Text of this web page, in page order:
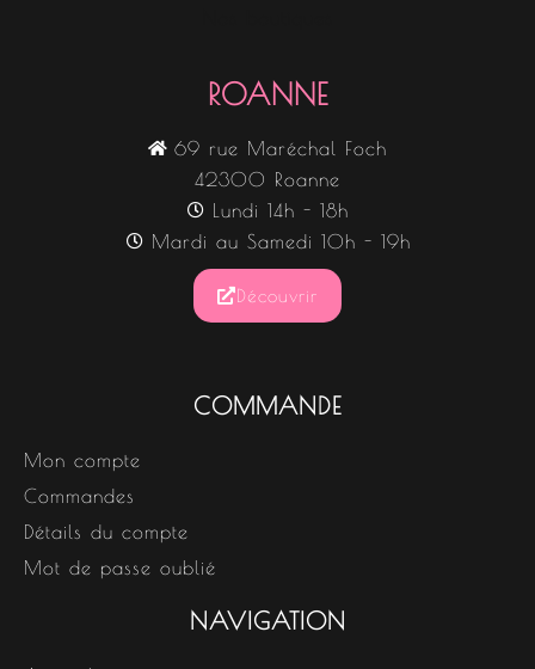
ROANNE
69 rue Maréchal Foch
42300 Roanne
Lundi 14h - 18h
Mardi au Samedi 10h - 19h
Découvrir
COMMANDE
Mon compte
Commandes
Détails du compte
Mot de passe oublié
NAVIGATION